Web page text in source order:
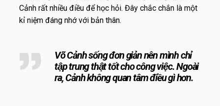
Cảnh rất nhiều điều để học hỏi. Đây chắc chắn là một
kỉ niệm đáng nhớ với bản thân.
Võ Cảnh sống đơn giản nên mình chỉ
tập trung thật tốt cho công việc. Ngoài
ra, Cảnh không quan tâm điều gì hơn.